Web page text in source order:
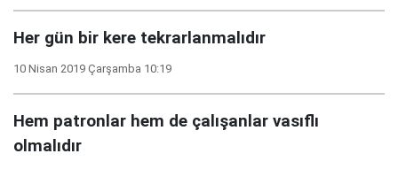
Her gün bir kere tekrarlanmalıdır
10 Nisan 2019 Çarşamba 10:19
Hem patronlar hem de çalışanlar vasıflı
olmalıdır